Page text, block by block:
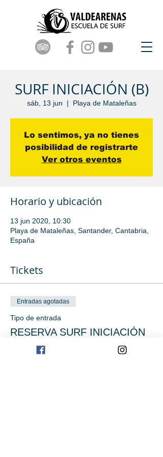
SURF INICIACIÓN (B)
sáb, 13 jun
  |
Playa de Mataleñas
Lo sentimos, ya no tienes
posibilidad de registrarte
Ver otros eventos
Horario y ubicación
13 jun 2020, 10:30
Playa de Mataleñas, Santander, Cantabria,
España
Tickets
Entradas agotadas
Tipo de entrada
RESERVA SURF INICIACIÓN